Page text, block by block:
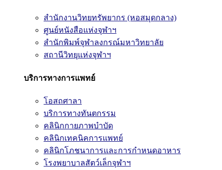
สำนักงานวิทยทรัพยากร (หอสมุดกลาง)
ศูนย์หนังสือแห่งจุฬาฯ
สำนักพิมพ์จุฬาลงกรณ์มหาวิทยาลัย
สถานีวิทยุแห่งจุฬาฯ
บริการทางการแพทย์
โอสถศาลา
บริการทางทันตกรรม
คลินิกกายภาพบำบัด
คลินิกเทคนิคการแพทย์
คลินิกโภชนาการและการกำหนดอาหาร
โรงพยาบาลสัตว์เล็กจุฬาฯ